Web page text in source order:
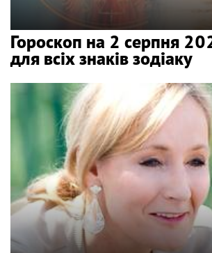
Гороскоп на 2 серпня
для всіх знаків зодіаку